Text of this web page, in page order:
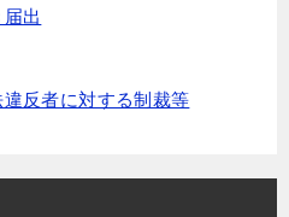
出
反者に対する制裁等